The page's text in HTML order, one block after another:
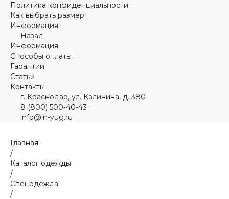
Политика конфиденциальности
Как выбрать размер
Информация
Назад
Информация
Способы оплаты
Гарантии
Статьи
Контакты
г. Краснодар, ул. Калинина, д. 380
8 (800) 500-40-43
info@in-yug.ru
Главная
/
Каталог одежды
/
Спецодежда
/